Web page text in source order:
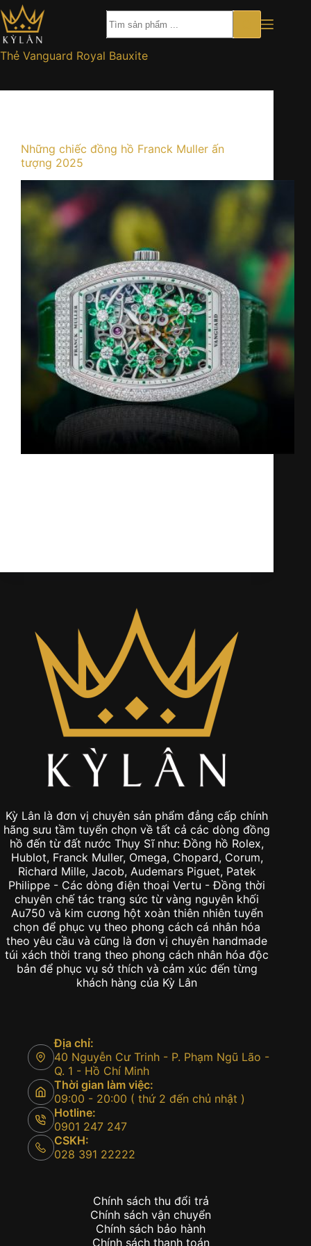
Chuyển
đến
phần
nội
dung
Thẻ Vanguard Royal Bauxite
Những chiếc đồng hồ Franck Muller ấn
tượng 2025
Kỳ Lân là đơn vị chuyên sản phẩm đẳng cấp chính
hãng sưu tầm tuyển chọn về tất cả các dòng đồng
hồ đến từ đất nước Thụy Sĩ như: Đồng hồ Rolex,
Hublot, Franck Muller, Omega, Chopard, Corum,
Richard Mille, Jacob, Audemars Piguet, Patek
Philippe - Các dòng điện thoại Vertu - Đồng thời
chuyên chế tác trang sức từ vàng nguyên khối
Au750 và kim cương hột xoàn thiên nhiên tuyển
chọn để phục vụ theo phong cách cá nhân hóa
theo yêu cầu và cũng là đơn vị chuyên handmade
túi xách thời trang theo phong cách nhân hóa độc
bản để phục vụ sở thích và cảm xúc đến từng
khách hàng của Kỳ Lân
Địa chỉ:
40 Nguyễn Cư Trinh - P. Phạm Ngũ Lão -
Q. 1 - Hồ Chí Minh
Thời gian làm việc:
09:00 - 20:00 ( thứ 2 đến chủ nhật )
Hotline:
0901 247 247
CSKH:
028 391 22222
Chính sách thu đổi trả
Chính sách vận chuyển
Chính sách bảo hành
Chính sách thanh toán